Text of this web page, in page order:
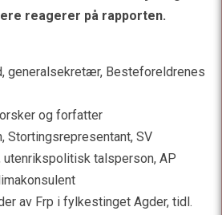
reagerer på rapporten.
generalsekretær, Besteforeldrenes
og forfatter
Stortingsrepresentant, SV
utenrikspolitisk talsperson, AP
av Frp i fylkestinget Agder, tidl.